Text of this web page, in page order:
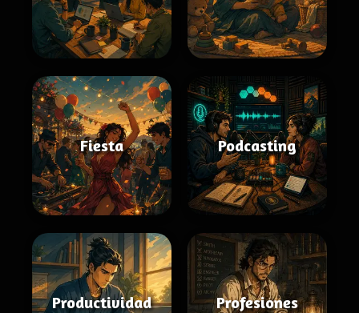
Fiesta Podcasting
Productividad Profesiones